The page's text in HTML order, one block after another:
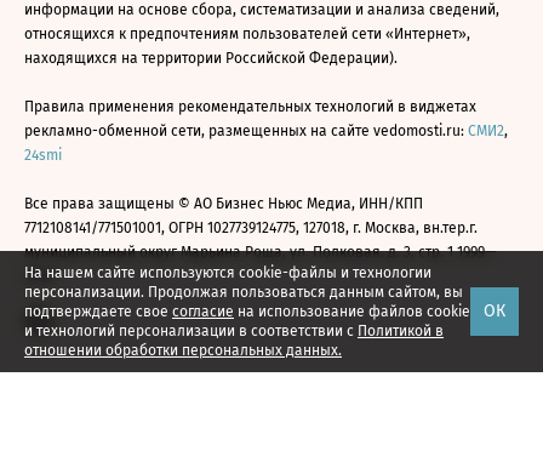
На нашем сайте используются cookie-файлы и технологии
персонализации. Продолжая пользоваться данным сайтом, вы
подтверждаете свое согласие на использование файлов cookie
и технологий персонализации в соответствии с Политикой в
отношении обработки персональных данных.
ОК
информации на основе сбора, систематизации и анализа сведений,
относящихся к предпочтениям пользователей сети «Интернет»,
находящихся на территории Российской Федерации).
Правила применения рекомендательных технологий в виджетах
рекламно-обменной сети, размещенных на сайте vedomosti.ru: СМИ2,
24smi
Все права защищены © АО Бизнес Ньюс Медиа, ИНН/КПП
7712108141/771501001, ОГРН 1027739124775, 127018, г. Москва, вн.тер.г.
муниципальный округ Марьина Роща, ул. Полковая, д. 3, стр. 1 1999—
2026